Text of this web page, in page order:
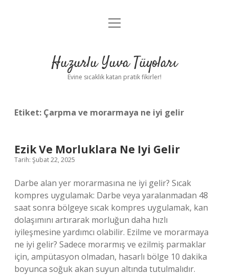
Anasayfa
Yasal Uyarı
menüyü
Huzurlu Yuva Tüyoları
Evine sıcaklık katan pratik fikirler!
Etiket: Çarpma ve morarmaya ne iyi gelir
Ezik Ve Morluklara Ne Iyi Gelir
Tarih: Şubat 22, 2025
Darbe alan yer morarmasına ne iyi gelir? Sıcak
kompres uygulamak: Darbe veya yaralanmadan 48
saat sonra bölgeye sıcak kompres uygulamak, kan
dolaşımını artırarak morluğun daha hızlı
iyileşmesine yardımcı olabilir. Ezilme ve morarmaya
ne iyi gelir? Sadece morarmış ve ezilmiş parmaklar
için, ampütasyon olmadan, hasarlı bölge 10 dakika
boyunca soğuk akan suyun altında tutulmalıdır.